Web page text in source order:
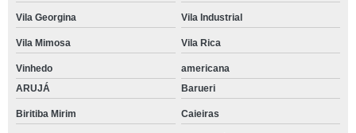
Vila Georgina Vila Industrial
Vila Mimosa Vila Rica
Vinhedo
americana
ARUJÁ
Barueri
Biritiba Mirim Caieiras